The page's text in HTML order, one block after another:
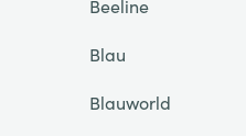
Beeline
Blau
Blauworld